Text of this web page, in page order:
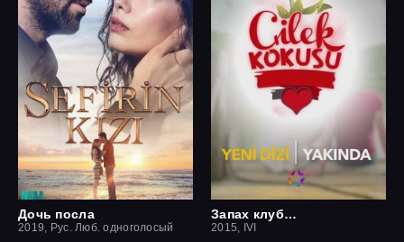
Дочь посла
2019, Рус. Люб. одноголосый
Запах клубники
2015, IVI